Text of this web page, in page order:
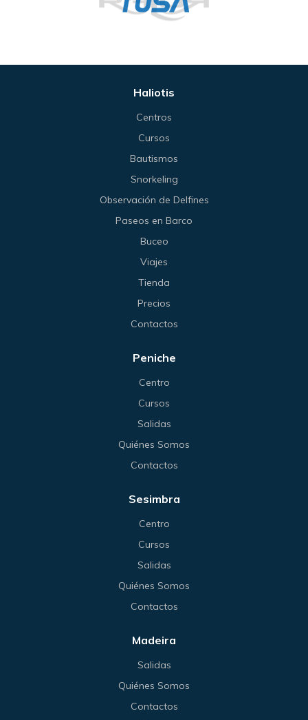
Haliotis
Centros
Cursos
Bautismos
Snorkeling
Observación de Delfines
Paseos en Barco
Buceo
Viajes
Tienda
Precios
Contactos
Peniche
Centro
Cursos
Salidas
Quiénes Somos
Contactos
Sesimbra
Centro
Cursos
Salidas
Quiénes Somos
Contactos
Madeira
Salidas
Quiénes Somos
Contactos